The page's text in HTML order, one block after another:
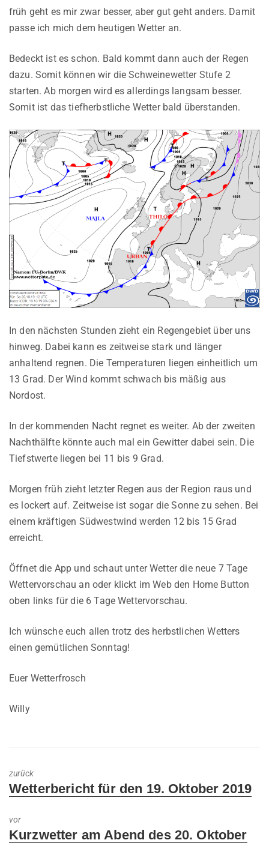
früh geht es mir zwar besser, aber gut geht anders. Damit
passe ich mich dem heutigen Wetter an.
Bedeckt ist es schon. Bald kommt dann auch der Regen
dazu. Somit können wir die Schweinewetter Stufe 2
starten. Ab morgen wird es allerdings langsam besser.
Somit ist das tiefherbstliche Wetter bald überstanden.
In den nächsten Stunden zieht ein Regengebiet über uns
hinweg. Dabei kann es zeitweise stark und länger
anhaltend regnen. Die Temperaturen liegen einheitlich um
13 Grad. Der Wind kommt schwach bis mäßig aus
Nordost.
In der kommenden Nacht regnet es weiter. Ab der zweiten
Nachthälfte könnte auch mal ein Gewitter dabei sein. Die
Tiefstwerte liegen bei 11 bis 9 Grad.
Morgen früh zieht letzter Regen aus der Region raus und
es lockert auf. Zeitweise ist sogar die Sonne zu sehen. Bei
einem kräftigen Südwestwind werden 12 bis 15 Grad
erreicht.
Öffnet die App und schaut unter Wetter die neue 7 Tage
Wettervorschau an oder klickt im Web den Home Button
oben links für die 6 Tage Wettervorschau.
Ich wünsche euch allen trotz des herbstlichen Wetters
einen gemütlichen Sonntag!
Euer Wetterfrosch
Willy
zurück
Previous
Wetterbericht für den 19. Oktober 2019
vor
Next
Kurzwetter am Abend des 20. Oktober